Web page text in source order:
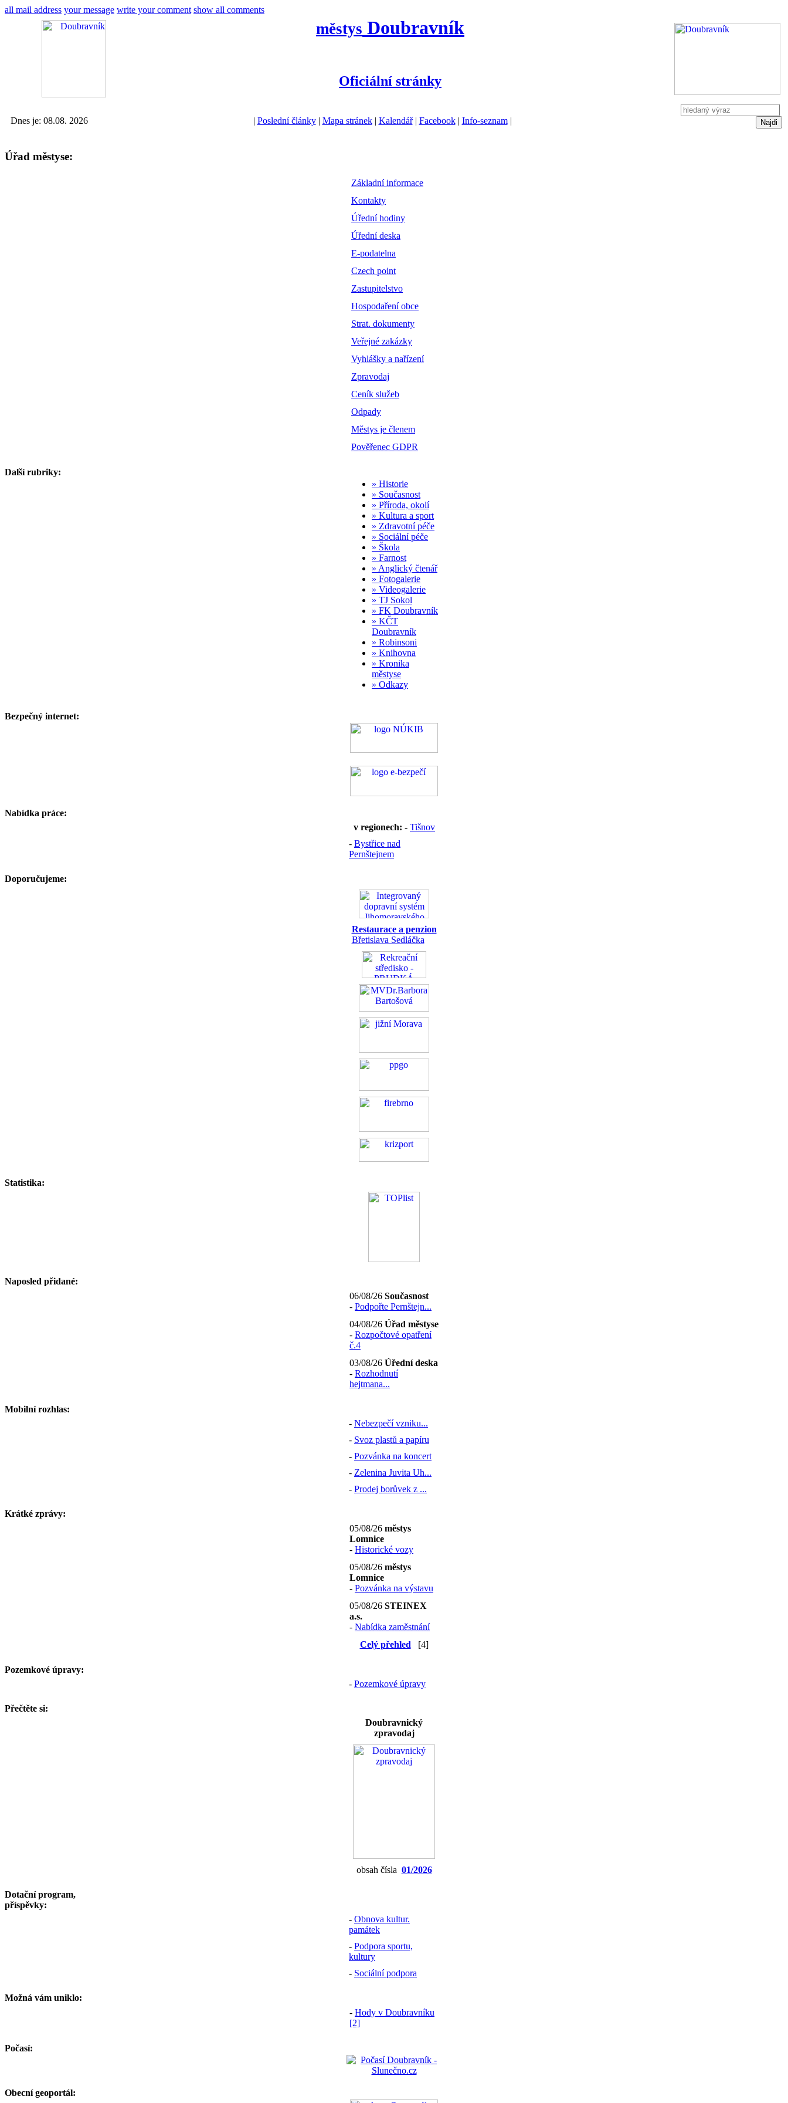
all mail address your message write your comment show all comments
městys Doubravník
Oficiální stránky
Dnes je: 08.08. 2026 | Poslední články| Mapa stránek| Kalendář| Facebook| Info-seznam|
Úřad městyse:
Základní informace
Kontakty
Úřední hodiny
Úřední deska
E-podatelna
Czech point
Zastupitelstvo
Hospodaření obce
Strat. dokumenty
Veřejné zakázky
Vyhlášky a nařízení
Zpravodaj
Ceník služeb
Odpady
Městys je členem
Pověřenec GDPR
Další rubriky:
» Historie
» Současnost
» Příroda, okolí
» Kultura a sport
» Zdravotní péče
» Sociální péče
» Škola
» Farnost
» Anglický čtenář
» Fotogalerie
» Videogalerie
» TJ Sokol
» FK Doubravník
» KČT
Doubravník
» Robinsoni
» Knihovna
» Kronika
městyse
» Odkazy
Bezpečný internet:
Nabídka práce:
v regionech: - Tišnov
- Bystřice nad
Pernštejnem
Doporučujeme:
Restaurace a penzion
Břetislava Sedláčka
Statistika:
Naposled přidané:
06/08/26 Současnost
- Podpořte Pernštejn...
04/08/26 Úřad městyse
- Rozpočtové opatření
č.4
03/08/26 Úřední deska
- Rozhodnutí
hejtmana...
Mobilní rozhlas:
- Nebezpečí vzniku...
- Svoz plastů a papíru
- Pozvánka na koncert
- Zelenina Juvita Uh...
- Prodej borůvek z ...
Krátké zprávy:
05/08/26 městys
Lomnice
- Historické vozy
05/08/26 městys
Lomnice
- Pozvánka na výstavu
05/08/26 STEINEX
a.s.
- Nabídka zaměstnání
Celý přehled[4]
Pozemkové úpravy:
- Pozemkové úpravy
Přečtěte si:
Doubravnický
zpravodaj
obsah čísla 01/2026
Dotační program,
příspěvky:
- Obnova kultur.
památek
- Podpora sportu,
kultury
- Sociální podpora
Možná vám uniklo:
- Hody v Doubravníku
[2]
Počasí:
Obecní geoportál: